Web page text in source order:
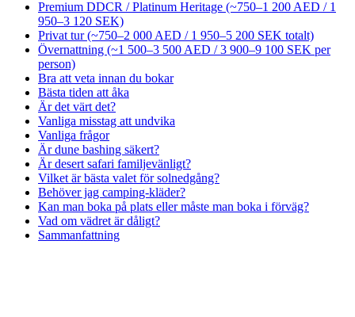
Premium DDCR / Platinum Heritage (~750–1 200 AED / 1
950–3 120 SEK)
Privat tur (~750–2 000 AED / 1 950–5 200 SEK totalt)
Övernattning (~1 500–3 500 AED / 3 900–9 100 SEK per
person)
Bra att veta innan du bokar
Bästa tiden att åka
Är det värt det?
Vanliga misstag att undvika
Vanliga frågor
Är dune bashing säkert?
Är desert safari familjevänligt?
Vilket är bästa valet för solnedgång?
Behöver jag camping-kläder?
Kan man boka på plats eller måste man boka i förväg?
Vad om vädret är dåligt?
Sammanfattning